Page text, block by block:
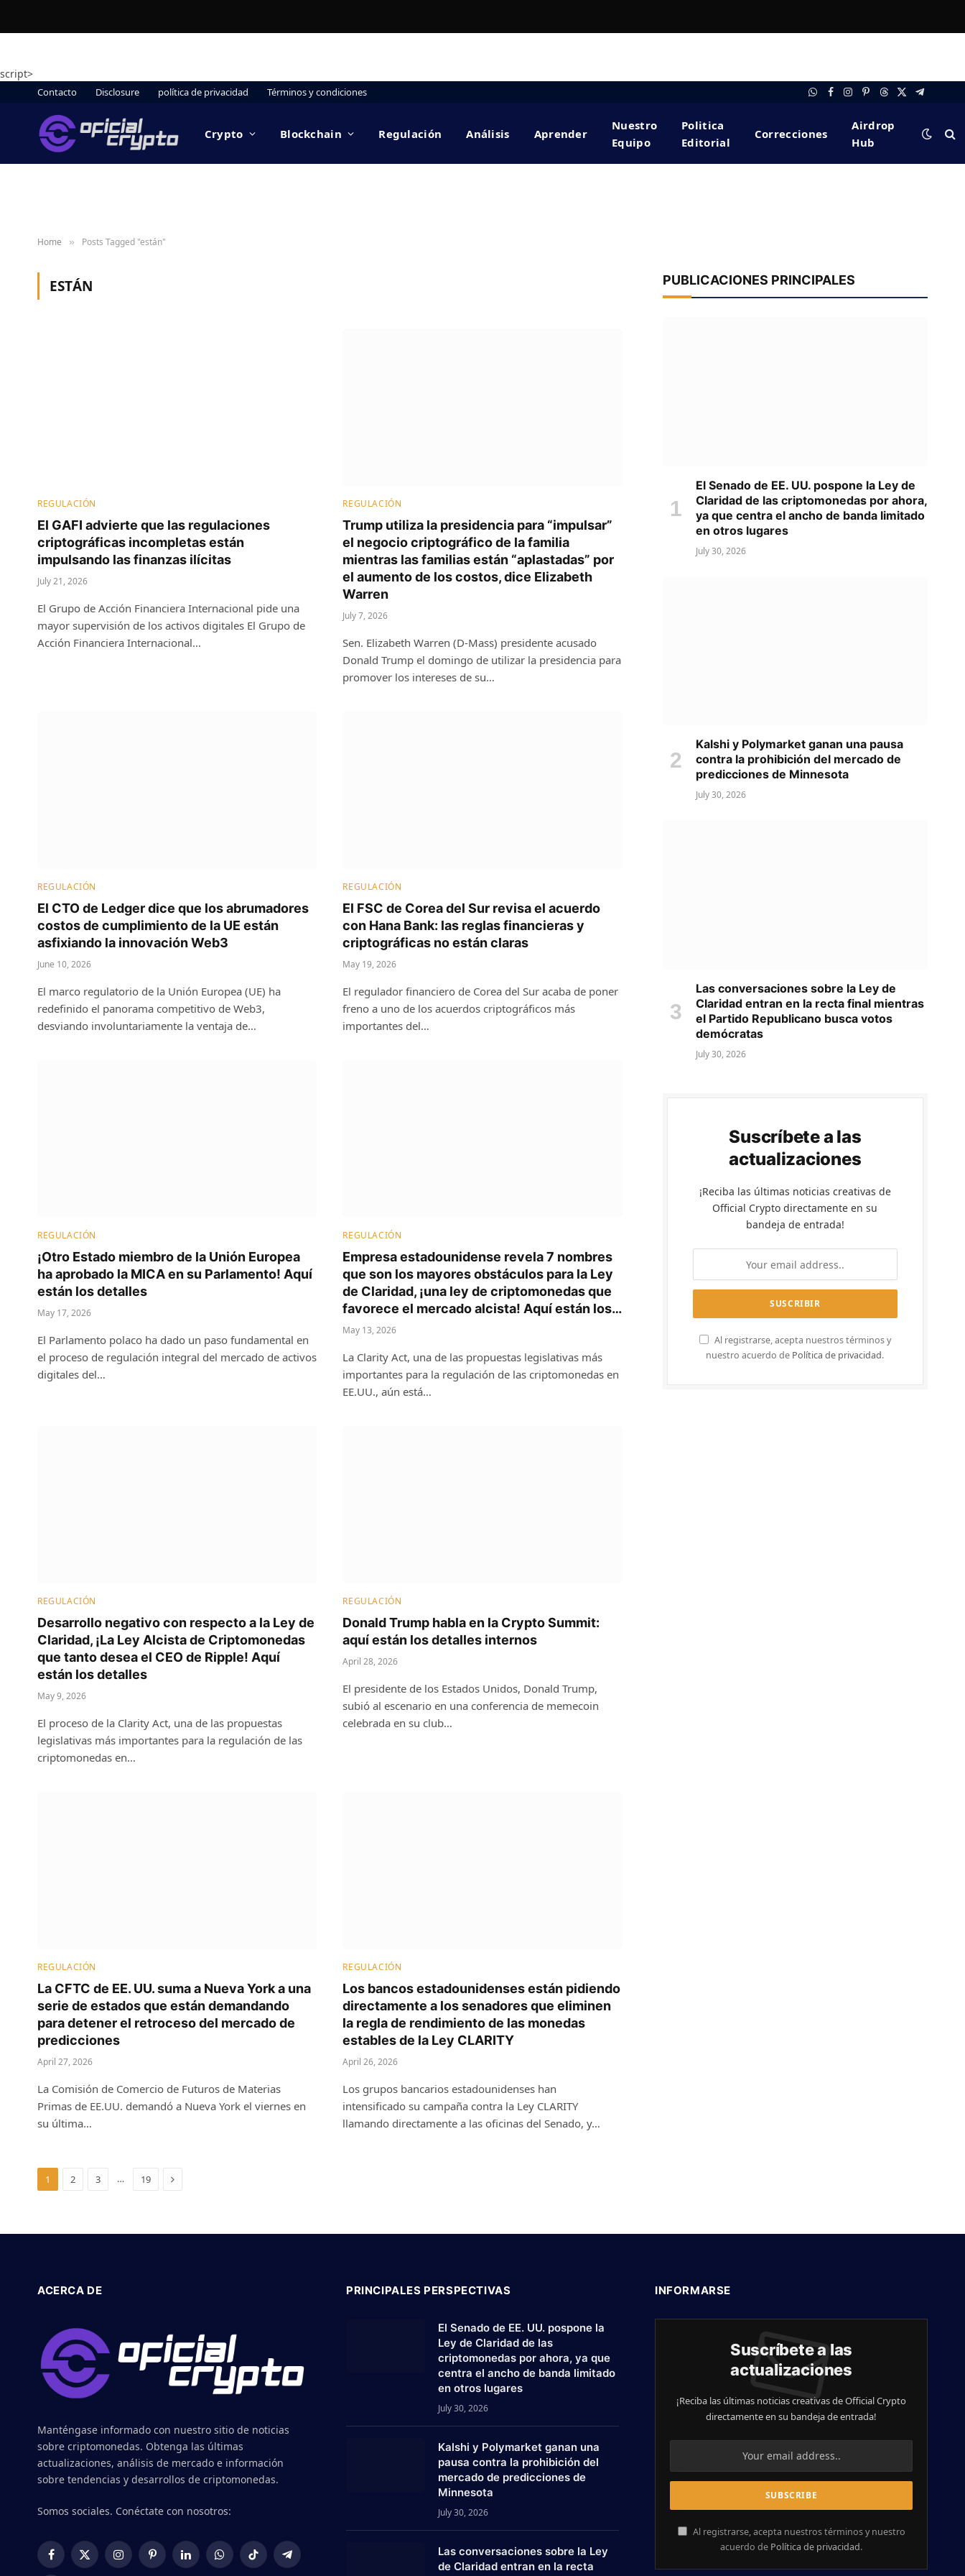
script>
Contacto Disclosure política de privacidad Términos y condiciones WhatsApp
FacebookInstagram
Pinterest
Threads
X
Telegram
Crypto Blockchain Regulación Análisis Aprender
Nuestro
Equipo
Politica
Editorial
Correcciones
Airdrop
Hub
Home » Posts Tagged "están"
ESTÁN
REGULACIÓN
El GAFI advierte que las regulaciones
criptográficas incompletas están
impulsando las finanzas ilícitas
July 21, 2026
El Grupo de Acción Financiera Internacional pide una
mayor supervisión de los activos digitales El Grupo de
Acción Financiera Internacional…
REGULACIÓN
Trump utiliza la presidencia para “impulsar”
el negocio criptográfico de la familia
mientras las familias están “aplastadas” por
el aumento de los costos, dice Elizabeth
Warren
July 7, 2026
Sen. Elizabeth Warren (D-Mass) presidente acusado
Donald Trump el domingo de utilizar la presidencia para
promover los intereses de su…
REGULACIÓN
El CTO de Ledger dice que los abrumadores
costos de cumplimiento de la UE están
asfixiando la innovación Web3
June 10, 2026
El marco regulatorio de la Unión Europea (UE) ha
redefinido el panorama competitivo de Web3,
desviando involuntariamente la ventaja de…
REGULACIÓN
El FSC de Corea del Sur revisa el acuerdo
con Hana Bank: las reglas financieras y
criptográficas no están claras
May 19, 2026
El regulador financiero de Corea del Sur acaba de poner
freno a uno de los acuerdos criptográficos más
importantes del…
REGULACIÓN
¡Otro Estado miembro de la Unión Europea
ha aprobado la MICA en su Parlamento! Aquí
están los detalles
May 17, 2026
El Parlamento polaco ha dado un paso fundamental en
el proceso de regulación integral del mercado de activos
digitales del…
REGULACIÓN
Empresa estadounidense revela 7 nombres
que son los mayores obstáculos para la Ley
de Claridad, ¡una ley de criptomonedas que
favorece el mercado alcista! Aquí están los…
May 13, 2026
La Clarity Act, una de las propuestas legislativas más
importantes para la regulación de las criptomonedas en
EE.UU., aún está…
REGULACIÓN
Desarrollo negativo con respecto a la Ley de
Claridad, ¡La Ley Alcista de Criptomonedas
que tanto desea el CEO de Ripple! Aquí
están los detalles
May 9, 2026
El proceso de la Clarity Act, una de las propuestas
legislativas más importantes para la regulación de las
criptomonedas en…
REGULACIÓN
Donald Trump habla en la Crypto Summit:
aquí están los detalles internos
April 28, 2026
El presidente de los Estados Unidos, Donald Trump,
subió al escenario en una conferencia de memecoin
celebrada en su club…
REGULACIÓN
La CFTC de EE. UU. suma a Nueva York a una
serie de estados que están demandando
para detener el retroceso del mercado de
predicciones
April 27, 2026
La Comisión de Comercio de Futuros de Materias
Primas de EE.UU. demandó a Nueva York el viernes en
su última…
REGULACIÓN
Los bancos estadounidenses están pidiendo
directamente a los senadores que eliminen
la regla de rendimiento de las monedas
estables de la Ley CLARITY
April 26, 2026
Los grupos bancarios estadounidenses han
intensificado su campaña contra la Ley CLARITY
llamando directamente a las oficinas del Senado, y…
1 2 3 … 19 Next
PUBLICACIONES PRINCIPALES
El Senado de EE. UU. pospone la Ley de
Claridad de las criptomonedas por ahora,
ya que centra el ancho de banda limitado
en otros lugares
July 30, 2026
Kalshi y Polymarket ganan una pausa
contra la prohibición del mercado de
predicciones de Minnesota
July 30, 2026
Las conversaciones sobre la Ley de
Claridad entran en la recta final mientras
el Partido Republicano busca votos
demócratas
July 30, 2026
Suscríbete a las
actualizaciones
¡Reciba las últimas noticias creativas de
Official Crypto directamente en su
bandeja de entrada!
Al registrarse, acepta nuestros términos y
nuestro acuerdo de Política de privacidad.
ACERCA DE
Manténgase informado con nuestro sitio de noticias
sobre criptomonedas. Obtenga las últimas
actualizaciones, análisis de mercado e información
sobre tendencias y desarrollos de criptomonedas.
Somos sociales. Conéctate con nosotros:
Facebook
X
InstagramPinterestLinkedInWhatsApp
TikTok Telegram
PRINCIPALES PERSPECTIVAS
El Senado de EE. UU. pospone la
Ley de Claridad de las
criptomonedas por ahora, ya que
centra el ancho de banda limitado
en otros lugares
July 30, 2026
Kalshi y Polymarket ganan una
pausa contra la prohibición del
mercado de predicciones de
Minnesota
July 30, 2026
Las conversaciones sobre la Ley
de Claridad entran en la recta
INFORMARSE
Suscríbete a las
actualizaciones
¡Reciba las últimas noticias creativas de Official Crypto
directamente en su bandeja de entrada!
Al registrarse, acepta nuestros términos y nuestro
acuerdo de Política de privacidad.